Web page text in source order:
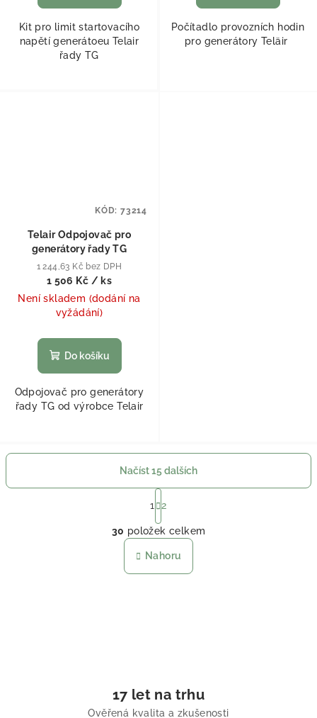
Kit pro limit startovacího
napětí generátoeu Telair
řady TG
Počítadlo provozních hodin
pro generátory Teläir
Telair Odpojovač pro
generátory řady TG
1 244,63 Kč bez DPH
1 506 Kč / ks
Není skladem (dodání na
vyžádání)
Do košíku
Odpojovač pro generátory
řady TG od výrobce Telair
KÓD: 73214
Ovládací prvky výpisu
Načíst 15 dalších
Stránkování
1 2
30 položek celkem
Nahoru
17 let na trhu
Ověřená kvalita a zkušenosti